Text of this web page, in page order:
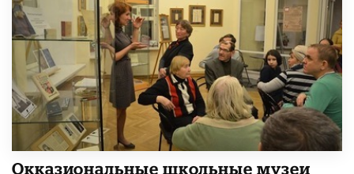
​Окказиональные школьные музеи